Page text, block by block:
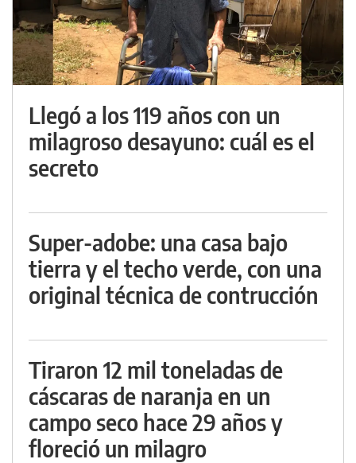
Llegó a los 119 años con un
milagroso desayuno: cuál es el
secreto
Super-adobe: una casa bajo
tierra y el techo verde, con una
original técnica de contrucción
Tiraron 12 mil toneladas de
cáscaras de naranja en un
campo seco hace 29 años y
floreció un milagro